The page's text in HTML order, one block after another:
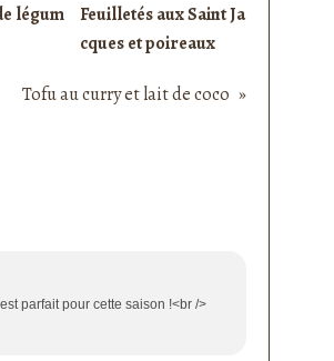
légum
Feuilletés aux Saint Ja
cques et poireaux
Tofu au curry et lait de coco
parfait pour cette saison !<br />